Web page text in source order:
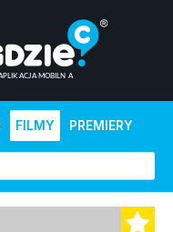
FILMY PREMIERY